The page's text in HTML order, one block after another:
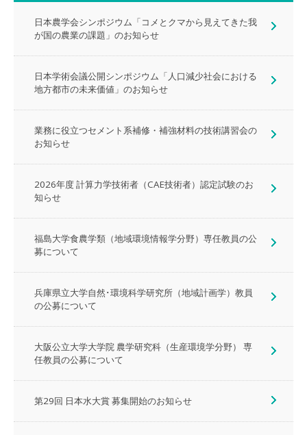
日本農学会シンポジウム「コメとクマから見えてきた我
が国の農業の課題」のお知らせ
日本学術会議公開シンポジウム「人口減少社会における
地方都市の未来価値」のお知らせ
業務に役立つセメント系補修・補強材料の技術講習会の
お知らせ
2026年度 計算力学技術者（CAE技術者）認定試験のお
知らせ
福島大学食農学類（地域環境情報学分野）専任教員の公
募について
兵庫県立大学自然･環境科学研究所（地域計画学）教員
の公募について
大阪公立大学大学院 農学研究科（生産環境学分野） 専
任教員の公募について
第29回 日本水大賞 募集開始のお知らせ